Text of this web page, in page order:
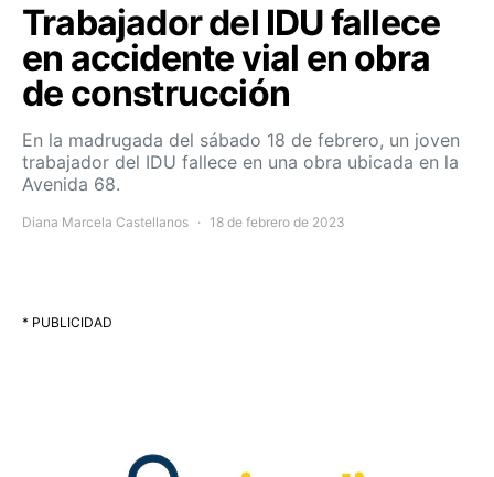
Trabajador del IDU fallece
en accidente vial en obra
de construcción
En la madrugada del sábado 18 de febrero, un joven
trabajador del IDU fallece en una obra ubicada en la
Avenida 68.
Diana Marcela Castellanos 18 de febrero de 2023
* PUBLICIDAD